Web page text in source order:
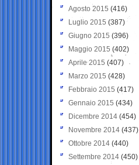
Agosto 2015 (416)
Luglio 2015 (387)
Giugno 2015 (396)
Maggio 2015 (402)
Aprile 2015 (407)
Marzo 2015 (428)
Febbraio 2015 (417)
Gennaio 2015 (434)
Dicembre 2014 (454)
Novembre 2014 (437)
Ottobre 2014 (440)
Settembre 2014 (450)